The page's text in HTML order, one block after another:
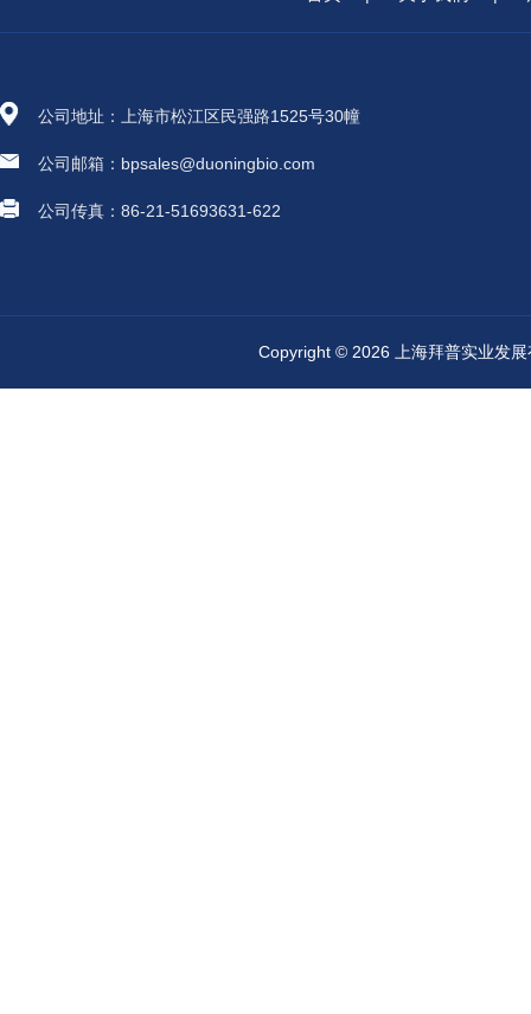
公司地址：上海市松江区民强路1525号30幢
公司邮箱：bpsales@duoningbio.com
公司传真：86-21-51693631-622
Copyright © 2026 上海拜普实业发